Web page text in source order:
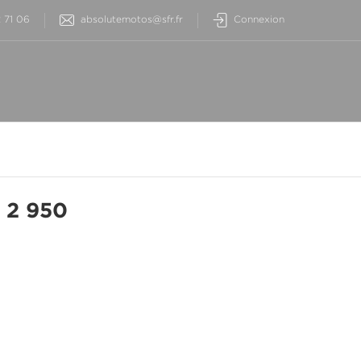
71 06 absolutemotos@sfr.fr Connexion
2 950